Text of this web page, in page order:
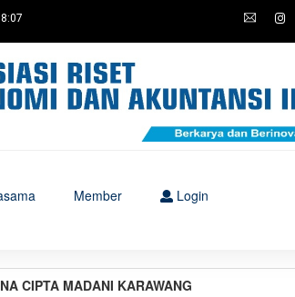
Member Login
CIPTA MADANI KARAWANG